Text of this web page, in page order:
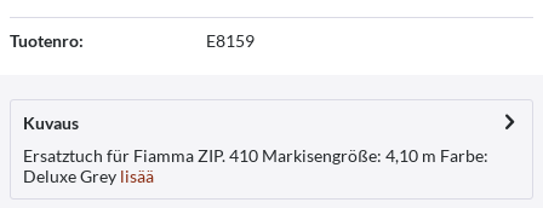
Tuotenro: E8159
Kuvaus
Ersatztuch für Fiamma ZIP. 410 Markisengröße: 4,10 m Farbe:
Deluxe Grey lisää